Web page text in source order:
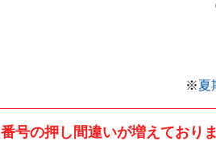
※夏
番号の押し間違いが増えており